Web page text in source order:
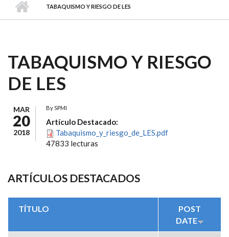
TABAQUISMO Y RIESGO DE LES
TABAQUISMO Y RIESGO
DE LES
MAR
20
2018
BySPMI
Artículo Destacado:
Tabaquismo_y_riesgo_de_LES.pdf
47833 lecturas
ARTÍCULOS DESTACADOS
TÍTULO
POST
DATE